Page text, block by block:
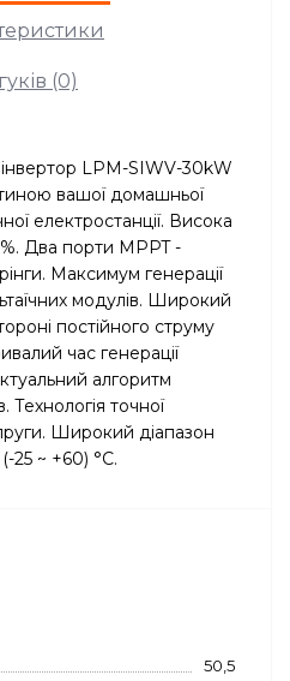
(0)
LPM-SIWV-30kW
вашої домашньої
електростанції. Висока
Два порти MPPT -
Максимум генерації
модулів. Широкий
постійного струму
час генерації
алгоритм
точної
Широкий діапазон
25 ~ +60) °C.
50,5